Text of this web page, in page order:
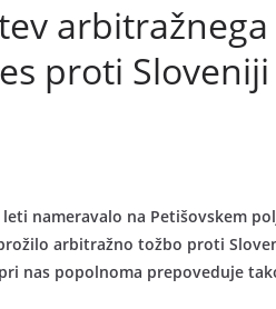
arbitražnega
proti
nameravalo na Petišovskem
arbitražno tožbo proti
nas popolnoma prepoveduje